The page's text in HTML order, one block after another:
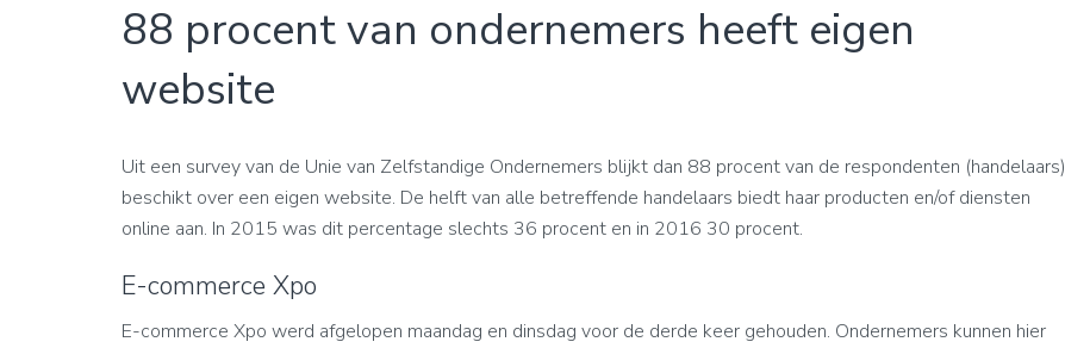
88 procent van ondernemers heeft eigen
website
Uit een survey van de Unie van Zelfstandige Ondernemers blijkt dan 88 procent van de respondenten (handelaars)
beschikt over een eigen website. De helft van alle betreffende handelaars biedt haar producten en/of diensten
online aan. In 2015 was dit percentage slechts 36 procent en in 2016 30 procent.
E-commerce Xpo
E-commerce Xpo werd afgelopen maandag en dinsdag voor de derde keer gehouden. Ondernemers kunnen hier